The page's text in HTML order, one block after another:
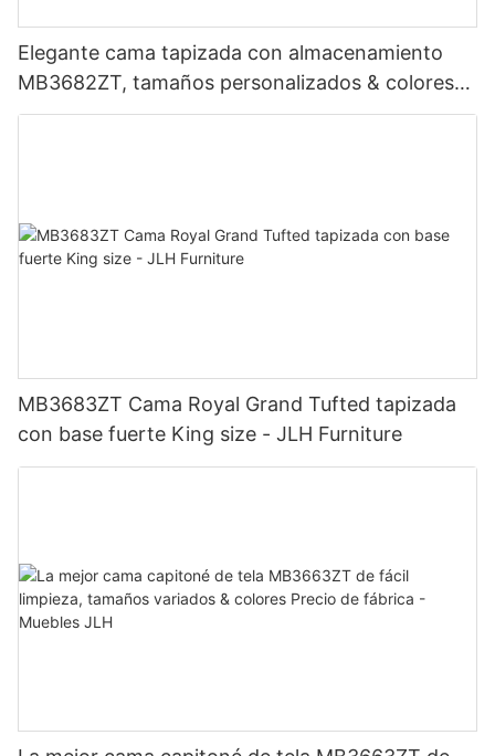
Elegante cama tapizada con almacenamiento
MB3682ZT, tamaños personalizados & colores
Precio de fábrica - Muebles JLH
MB3683ZT Cama Royal Grand Tufted tapizada
con base fuerte King size - JLH Furniture